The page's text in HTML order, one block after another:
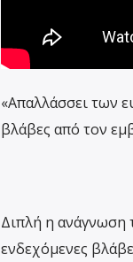
«Απαλλάσσει των
βλάβες από τον
Διπλή η ανάγνωση
ενδεχόμενες